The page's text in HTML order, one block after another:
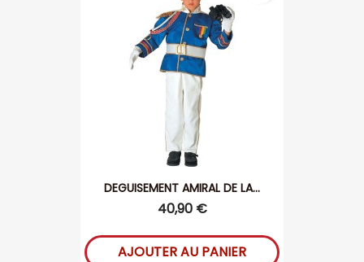
DEGUISEMENT AMIRAL DE LA...
40,90 €
AJOUTER AU PANIER